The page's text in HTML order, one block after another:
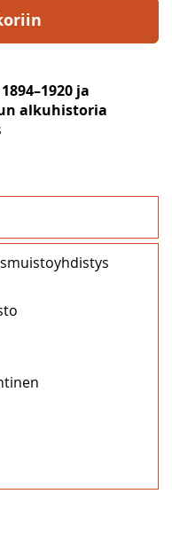
ja
alkuhistoria